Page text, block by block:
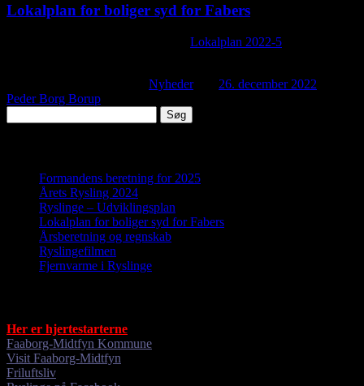
Lokalplan for boliger syd for Fabers
Lokalplan 2022-5
Nyhederden 26. december 2022
Peder Borg Borup
efter:
Formandens beretning for 2025
Årets Rysling 2024
Ryslinge – Udviklingsplan
Lokalplan for boliger syd for Fabers
Årsberetning og regnskab
Ryslingefilmen
Fjernvarme i Ryslinge
Her er hjertestarterne
Faaborg-Midtfyn Kommune
Visit Faaborg-Midtfyn
Friluftsliv